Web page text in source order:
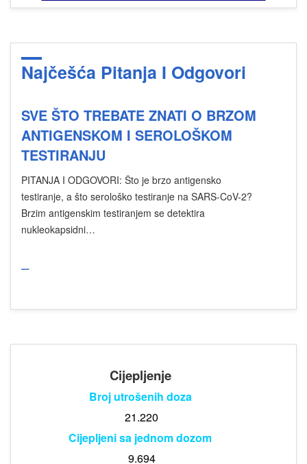
Najčešća Pitanja I Odgovori
SVE ŠTO TREBATE ZNATI O BRZOM
ANTIGENSKOM I SEROLOŠKOM
TESTIRANJU
PITANJA I ODGOVORI: Što je brzo antigensko
testiranje, a što serološko testiranje na SARS-CoV-2?
Brzim antigenskim testiranjem se detektira
nukleokapsidni…
Cijepljenje
Broj utrošenih doza
21.220
Cijepljeni sa jednom dozom
9.694